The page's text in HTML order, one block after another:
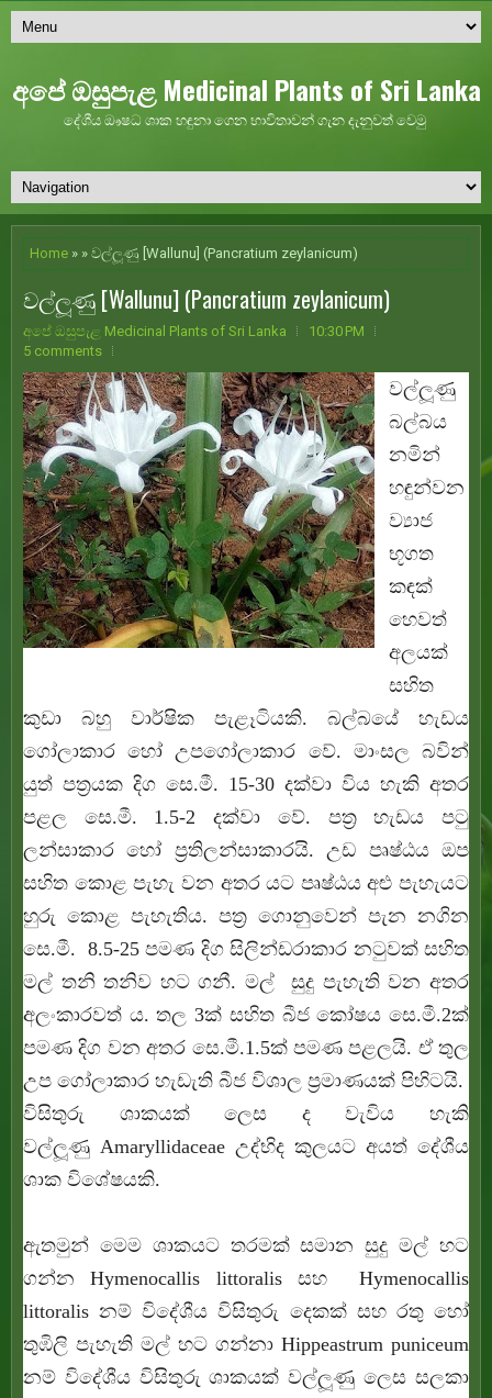
අපේ ඔසුපැළ Medicinal Plants of Sri Lanka
දේශීය ඖෂධ ශාක හඳුනා ගෙන භාවිතාවන් ගැන දැනුවත් වෙමු
Home » » වල්ලූණු [Wallunu] (Pancratium zeylanicum)
වල්ලූණු [Wallunu] (Pancratium zeylanicum)
අපේ ඔසුපැළ Medicinal Plants of Sri Lanka
10:30 PM
5 comments
වල්ලූණු
බල්බය
නමින්
හඳුන්වන
ව්‍යාජ
භූගත
කඳක්
හෙවත්
අලයක්
සහිත
කුඩා බහු වාර්ෂික පැළෑටියකි. බල්බයේ හැඩය
ගෝලාකාර හෝ උපගෝලාකාර වේ. මාංසල බවින්
යුත් පත්‍රයක දිග සෙ.මී. 15-30 දක්වා විය හැකි අතර
පළල සෙ.මී. 1.5-2 දක්වා වේ. පත්‍ර හැඩය පටු
ලන්සාකාර හෝ ප්‍රතිලන්සාකාරයි. උඩ පෘෂ්ඨය ඔප
සහිත කොළ පැහැ වන අතර යට පෘෂ්ඨය අළු පැහැයට
හුරු කොළ පැහැතිය. පත්‍ර ගොනුවෙන් පැන නගින
සෙ.මී. 8.5-25 පමණ දිග සිලින්ඩරාකාර නටුවක් සහිත
මල් තනි තනිව හට ගනී. මල් සුදු පැහැති වන අතර
අලංකාරවත් ය. තල 3ක් සහිත බීජ කෝෂය සෙ.මී.2ක්
පමණ දිග වන අතර සෙ.මී.1.5ක් පමණ පළලයි. ඒ තුල
උප ගෝලාකාර හැඩැති බීජ විශාල ප්‍රමාණයක් පිහිටයි.
විසිතුරු ශාකයක් ලෙස ද වැවිය හැකි
වල්ලූණු Amaryllidaceae උද්භිද කුලයට අයත් දේශීය
ශාක විශේෂයකි.
ඇතමුන් මෙම ශාකයට තරමක් සමාන සුදු මල් හට
ගන්න Hymenocallis littoralis සහ Hymenocallis
littoralis නම් විදේශීය විසිතුරු දෙකක් සහ රතු හෝ
තුඹිලි පැහැති මල් හට ගන්නා Hippeastrum puniceum
නම් විදේශීය විසිතුරු ශාකයක් වල්ලූණු ලෙස සලකා